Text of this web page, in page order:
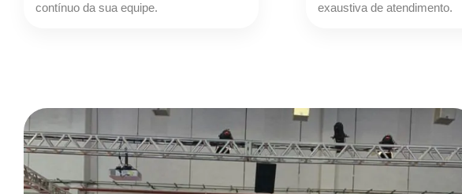
contínuo da sua equipe.
exaustiva de atendimento.